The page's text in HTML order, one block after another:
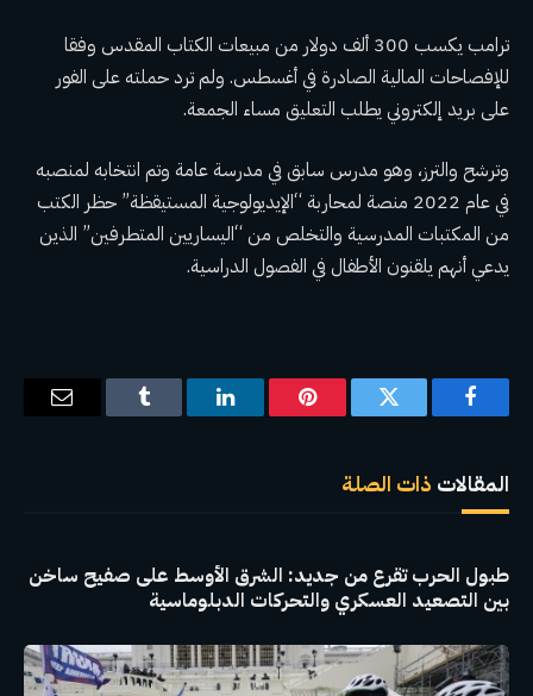
ترامب يكسب 300 ألف دولار من مبيعات الكتاب المقدس
وفقا
للإفصاحات المالية الصادرة في أغسطس. ولم ترد حملته على الفور
على بريد إلكتروني يطلب التعليق مساء الجمعة.
وترشح والترز، وهو مدرس سابق في مدرسة عامة وتم انتخابه لمنصبه
في عام 2022
منصة لمحاربة “الإيديولوجية المستيقظة” حظر الكتب
من المكتبات المدرسية والتخلص من “اليساريين المتطرفين” الذين
يدعي أنهم يلقنون الأطفال في الفصول الدراسية.
فيسبوك تويتر بينتيريستلينكدإن Tumblr
البريد
المقالات ذات الصلة
طبول الحرب تقرع من جديد: الشرق الأوسط على صفيح ساخن
بين التصعيد العسكري والتحركات الدبلوماسية